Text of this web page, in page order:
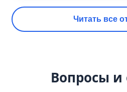
Читать все
Вопросы и